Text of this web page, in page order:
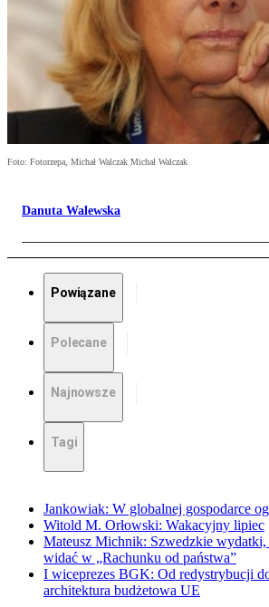
Foto: Fotorzepa, Michał Walczak Michał Walczak
Danuta Walewska
Powiązane
Polecane
Najnowsze
Tagi
Jankowiak: W globalnej gospodarce
Witold M. Orłowski: Wakacyjny lipiec
Mateusz Michnik: Szwedzkie wydatki,
widać w „Rachunku od państwa”
I wiceprezes BGK: Od redystrybucji
architektura budżetowa UE